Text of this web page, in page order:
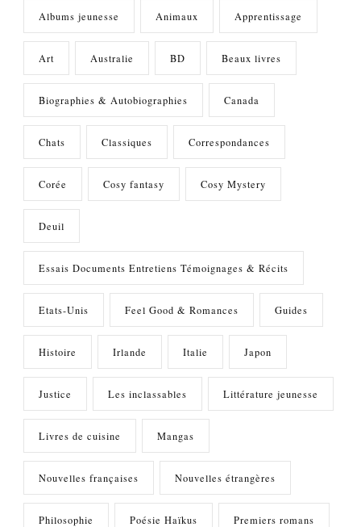
Albums jeunesse Animaux Apprentissage
Art Australie BD Beaux livres
Biographies & Autobiographies Canada
Chats Classiques Correspondances
Corée Cosy fantasy Cosy Mystery
Deuil
Essais Documents Entretiens Témoignages & Récits
Etats-Unis Feel Good & Romances Guides
Histoire Irlande Italie Japon
Justice Les inclassables Littérature jeunesse
Livres de cuisine Mangas
Nouvelles françaises Nouvelles étrangères
Philosophie Poésie Haïkus Premiers romans